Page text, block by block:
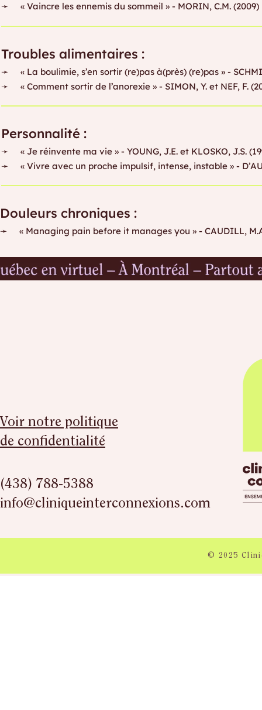
➛ « Vaincre les ennemis du sommeil » - MORIN, C.M. (2009)
Troubles alimentaires :
➛ « La boulimie, s’en sortir (re)pas à(près) (re)pas » -
➛ « Comment sortir de l’anorexie » - SIMON, Y. et NEF, F.
Personnalité :
➛ « Je réinvente ma vie » - YOUNG, J.E. et KLOSKO, J.S.
➛ « Vivre avec un proche impulsif, intense, instable » -
Douleurs chroniques :
➛ « Managing pain before it manages you » - CAUDILL,
(438) 788-5388
info@cliniqueinterconnexions.com
© 2025
Voir notre politique
de confidentialité